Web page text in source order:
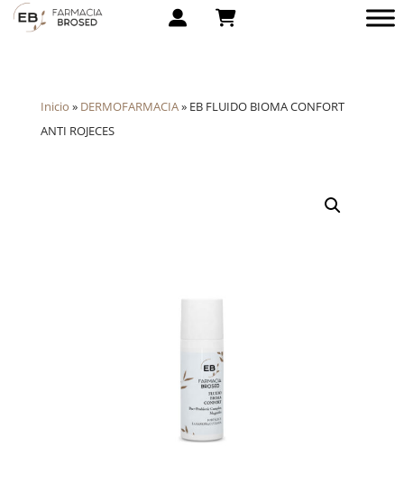
Inicio » DERMOFARMACIA» EB FLUIDO BIOMA CONFORT
ANTI ROJECES